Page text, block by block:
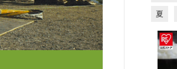
夏